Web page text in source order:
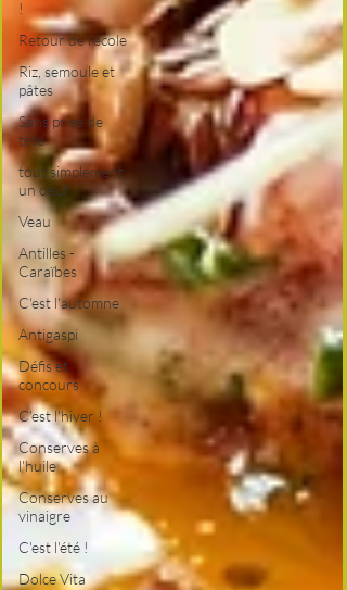
!
Retour de l'école
Riz, semoule et
pâtes
Sans prise de
tête
tout simplement
un oeuf
Veau
Antilles -
Caraïbes
C'est l'automne
Antigaspi
Défis et
concours
C'est l'hiver !
Conserves à
l'huile
Conserves au
vinaigre
C'est l'été !
Dolce Vita